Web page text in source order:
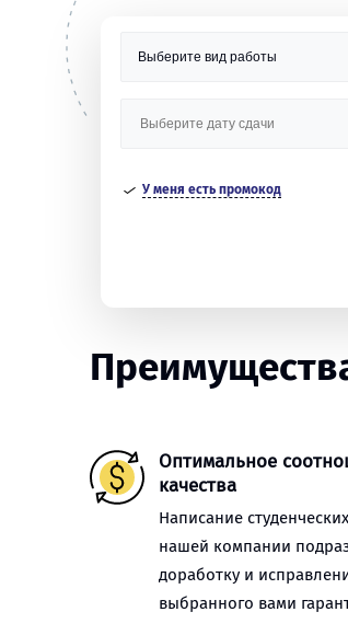
У меня есть промокод
Оптимальное
качества
Написание
нашей компании
доработку и
выбранного вами